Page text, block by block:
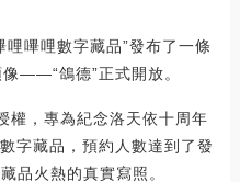
嗶哩數字藏品”發布了一條
——“鴿德”正式開放。
權，專為紀念洛天依十周年
字藏品，預約人數達到了發
品火熱的真實寫照。